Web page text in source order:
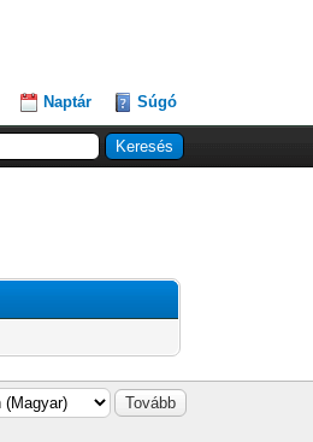
Naptár Súgó